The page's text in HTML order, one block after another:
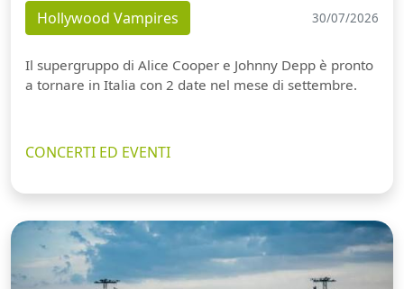
Hollywood Vampires 30/07/2026
Il supergruppo di Alice Cooper e Johnny Depp è pronto
a tornare in Italia con 2 date nel mese di settembre.
CONCERTI ED EVENTI